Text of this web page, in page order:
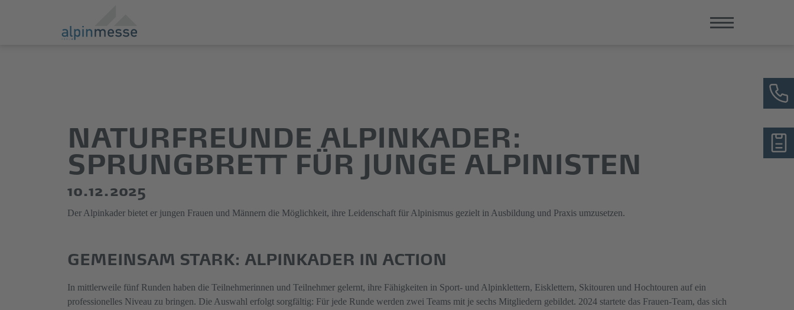
NATURFREUNDE ALPINKADER:
SPRUNGBRETT FÜR JUNGE ALPINISTEN
10.12.2025
Der Alpinkader bietet er jungen Frauen und Männern die Möglichkeit, ihre Leidenschaft für Alpinismus gezielt in Ausbildung und Praxis umzusetzen.
GEMEINSAM STARK: ALPINKADER IN ACTION
In mittlerweile fünf Runden haben die Teilnehmerinnen und Teilnehmer gelernt, ihre Fähigkeiten in Sport- und Alpinklettern, Eisklettern, Skitouren und Hochtouren auf ein
professionelles Niveau zu bringen. Die Auswahl erfolgt sorgfältig: Für jede Runde werden zwei Teams mit je sechs Mitgliedern gebildet. 2024 startete das Frauen-Team, das sich